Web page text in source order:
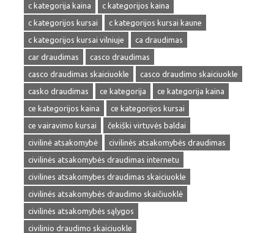
c kategorija kaina
c kategorijos kaina
c kategorijos kursai
c kategorijos kursai kaune
c kategorijos kursai vilniuje
ca draudimas
car draudimas
casco draudimas
casco draudimas skaiciuokle
casco draudimo skaiciuokle
casko draudimas
ce kategorija
ce kategorija kaina
ce kategorijos kaina
ce kategorijos kursai
ce vairavimo kursai
čekiški virtuvės baldai
civilinė atsakomybė
civilinės atsakomybės draudimas
civilinės atsakomybės draudimas internetu
civilines atsakomybes draudimas skaiciuokle
civilinės atsakomybės draudimo skaičiuoklė
civilinės atsakomybės sąlygos
civilinio draudimo skaiciuokle